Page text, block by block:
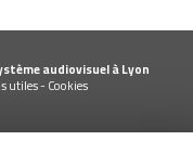
audiovisuel à Lyon
utiles-Cookies